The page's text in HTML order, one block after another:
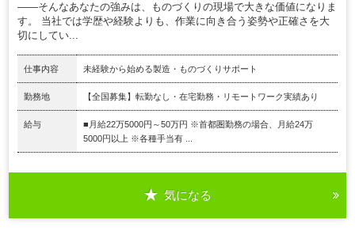
――そんなあなたの強みは、ものづくりの現場で大きな価値になりま
す。 当社では学歴や経験よりも、作業に向き合う姿勢や正確さを大
切にしてい...
仕事内容 未経験から始める製造・ものづくりサポート
勤務地 【全国募集】転勤なし・在宅勤務・リモートワーク実績あり
給与
■月給22万5000円～50万円 ※首都圏勤務の場合、月給24万
5000円以上 ※各種手当有 ...
気になる